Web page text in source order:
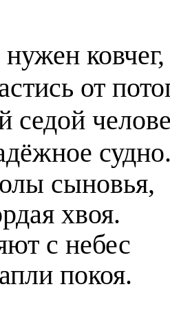
ковчег,
от
седой
сыновья,
хвоя.
с небес
покоя.